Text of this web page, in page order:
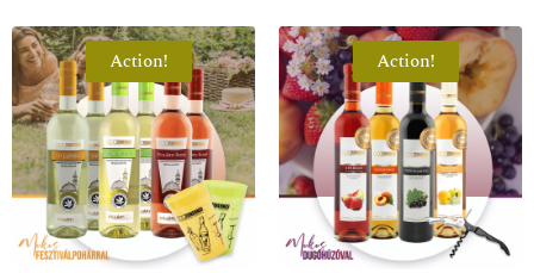
Action! Action!
SPEZIALANGEBOT